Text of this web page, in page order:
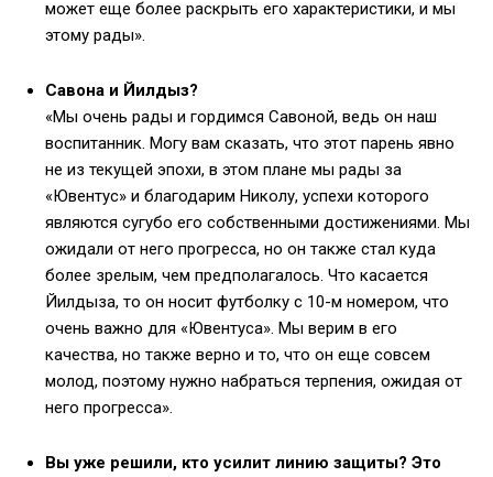
может еще более раскрыть его характеристики, и мы
этому рады».
Савона и Йилдыз?
«Мы очень рады и гордимся Савоной, ведь он наш
воспитанник. Могу вам сказать, что этот парень явно
не из текущей эпохи, в этом плане мы рады за
«Ювентус» и благодарим Николу, успехи которого
являются сугубо его собственными достижениями. Мы
ожидали от него прогресса, но он также стал куда
более зрелым, чем предполагалось. Что касается
Йилдыза, то он носит футболку с 10-м номером, что
очень важно для «Ювентуса». Мы верим в его
качества, но также верно и то, что он еще совсем
молод, поэтому нужно набраться терпения, ожидая от
него прогресса».
Вы уже решили, кто усилит линию защиты? Это